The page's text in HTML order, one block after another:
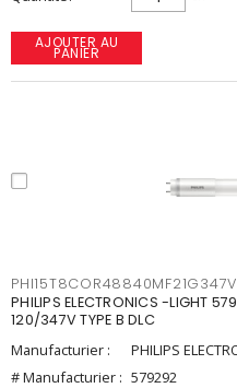
AJOUTER AU
PANIER
PHI15T8COR48840MF21G347V
PHILIPS ELECTRONICS -LIGHT
120/347V TYPE B DLC
Manufacturier :
PHILIPS
# Manufacturier : 579292